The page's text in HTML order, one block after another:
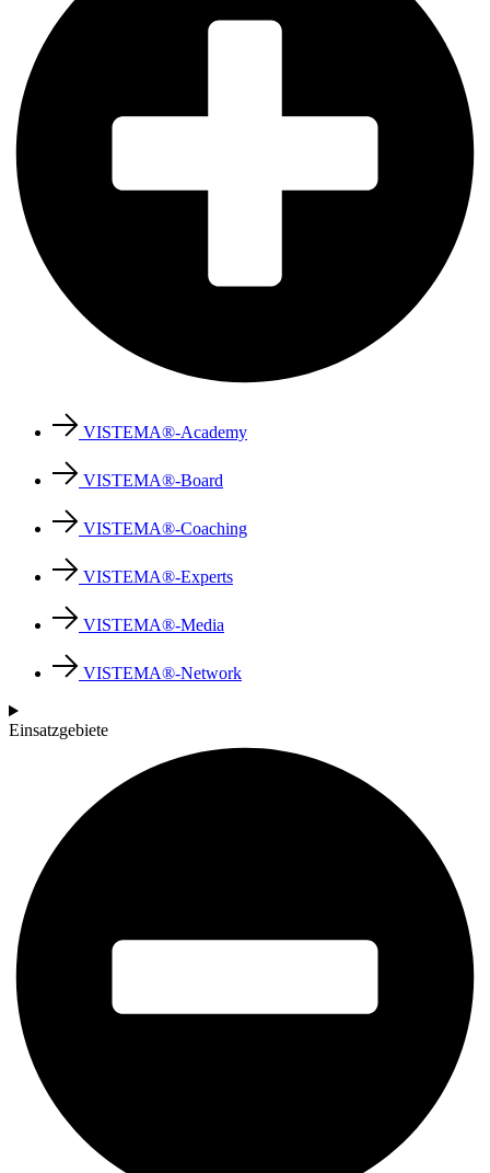
VISTEMA®-Academy
VISTEMA®-Board
VISTEMA®-Coaching
VISTEMA®-Experts
VISTEMA®-Media
VISTEMA®-Network
Einsatzgebiete